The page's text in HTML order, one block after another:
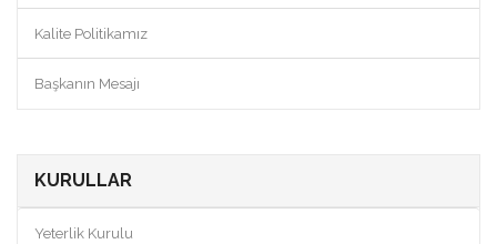
Kalite Politikamız
Başkanın Mesajı
KURULLAR
Yeterlik Kurulu